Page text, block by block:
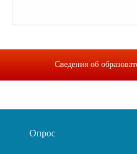
Сведения об
Опрос